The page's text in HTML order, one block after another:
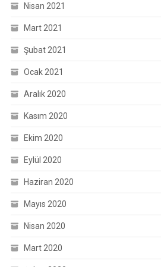
Nisan 2021
Mart 2021
Şubat 2021
Ocak 2021
Aralık 2020
Kasım 2020
Ekim 2020
Eylül 2020
Haziran 2020
Mayıs 2020
Nisan 2020
Mart 2020